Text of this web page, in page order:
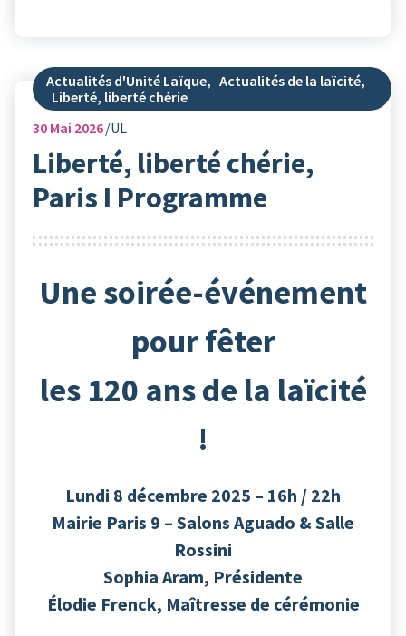
Actualités d'Unité Laïque, Actualités de la laïcité,
Liberté, liberté chérie
30 Mai 2026 UL
Liberté, liberté chérie,
Paris I Programme
Une soirée-événement
pour fêter
les 120 ans de la laïcité
!
Lundi 8 décembre 2025 – 16h / 22h
Mairie Paris 9 – Salons Aguado & Salle
Rossini
Sophia Aram, Présidente
Élodie Frenck, Maîtresse de cérémonie